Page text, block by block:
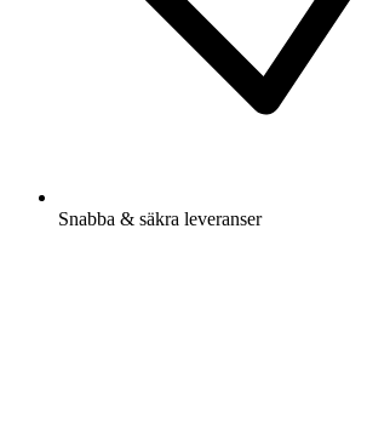
Snabba & säkra leveranser